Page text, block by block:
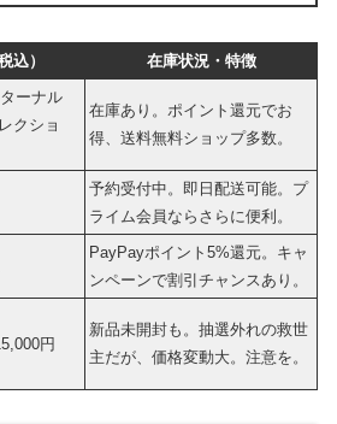
込） 在庫状況・特徴
ーナル
クショ
在庫あり。ポイント還元でお
得、送料無料ショップ多数。
予約受付中。即日配送可能。プ
ライム会員ならさらに便利。
PayPayポイント5%還元。キャ
ンペーンで割引チャンスあり。
円
新品未開封も。抽選外れの救世
主だが、価格変動大。注意を。